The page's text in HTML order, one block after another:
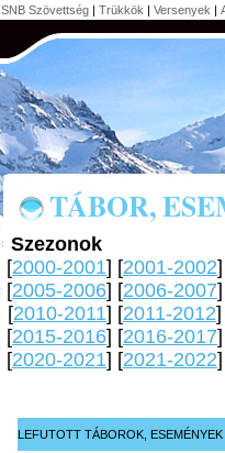
SNB Szövettség | Trükkök | Versenyek |
TÁBOR,
Szezonok
[2000-2001] [2001-2002
[2005-2006] [2006-2007
[2010-2011] [2011-2012
[2015-2016] [2016-2017
[2020-2021] [2021-2022
LEFUTOTT TÁBOROK, ESEMÉNYEK